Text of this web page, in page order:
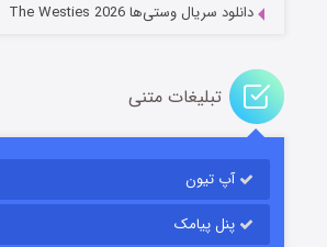
مردگان متحرک: شهر مرده ۳
دانلود سریال وستی‌ها The Westies 2026
تبلیغات متنی
آپ تیون
پنل پیامک